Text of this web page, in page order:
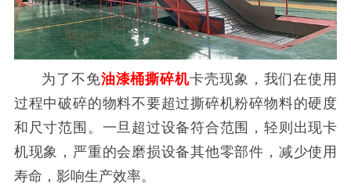
为了不免油漆桶撕碎机卡壳现象，我们在使用
过程中破碎的物料不要超过撕碎机粉碎物料的硬度
和尺寸范围。一旦超过设备符合范围，轻则出现卡
机现象，严重的会磨损设备其他零部件，减少使用
寿命，影响生产效率。